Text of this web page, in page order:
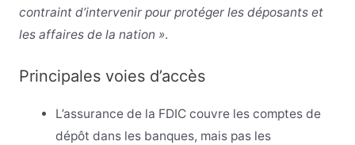
contraint d’intervenir pour protéger les déposants et
les affaires de la nation ».
Principales voies d’accès
L’assurance de la FDIC couvre les comptes de
dépôt dans les banques, mais pas les